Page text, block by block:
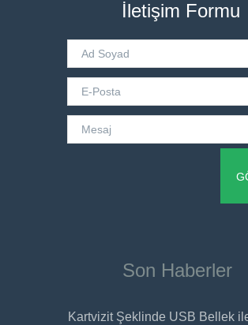
İletişim Formu
Son Haberler
Kartvizit Şeklinde USB Bellek